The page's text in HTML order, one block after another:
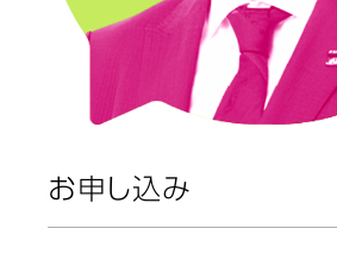
お申し込み